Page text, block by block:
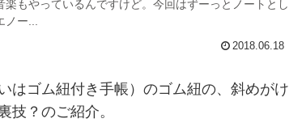
もやっているんですけど。今回はずーっとノートとし
ー...
2018.06.18
はゴム紐付き手帳）のゴム紐の、斜めがけ
技？のご紹介。